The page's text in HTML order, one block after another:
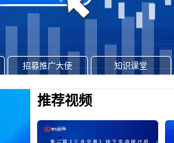
招募推广大使 知识课堂
学员爱死磕欢迎您
推荐视频